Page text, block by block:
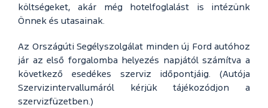
költségeket, akár még hotelfoglalást is intézünk
Önnek és utasainak.
Az Országúti Segélyszolgálat minden új Ford autóhoz
jár az első forgalomba helyezés napjától számítva a
következő esedékes szerviz időpontjáig. (Autója
Szervizintervallumáról kérjük tájékozódjon a
szervizfüzetben.)